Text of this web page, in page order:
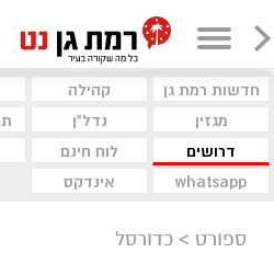
חדשות רמת גן קהילה
מגזין
נדל"ן
דרושים
לוח חינם
whatsapp
אינדקס
ספורט > כדורסל